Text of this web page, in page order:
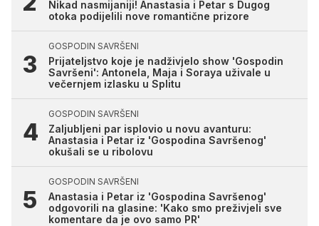
Nikad nasmijaniji! Anastasia i Petar s Dugog
otoka podijelili nove romantične prizore
GOSPODIN SAVRŠENI
Prijateljstvo koje je nadživjelo show 'Gospodin
Savršeni': Antonela, Maja i Soraya uživale u
večernjem izlasku u Splitu
GOSPODIN SAVRŠENI
Zaljubljeni par isplovio u novu avanturu:
Anastasia i Petar iz 'Gospodina Savršenog'
okušali se u ribolovu
GOSPODIN SAVRŠENI
Anastasia i Petar iz 'Gospodina Savršenog'
odgovorili na glasine: 'Kako smo preživjeli sve
komentare da je ovo samo PR'